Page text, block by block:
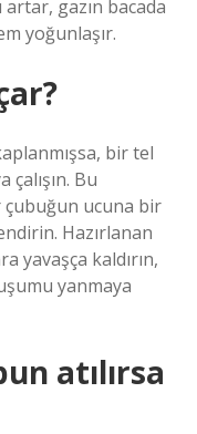
artar, gazın bacada
yoğunlaşır.
bir tel
Bu
çubuğun ucuna bir
Hazırlanan
yavaşça kaldırın,
yanmaya
atılırsa